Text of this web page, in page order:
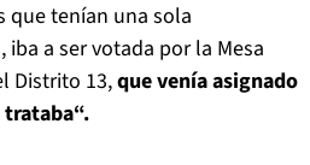
que tenían una sola
a ser votada por la Mesa
Distrito 13,que venía asignado
trataba“.